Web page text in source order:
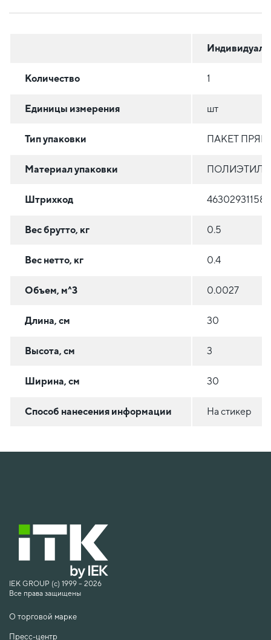
Количество 1
Единицы измерения шт
Тип упаковки ПАКЕТ
Материал упаковки
Штрихкод
Вес брутто, кг 0.5
Вес нетто, кг 0.4
Объем, м^3 0.0027
Длина, см 30
Высота, см 3
Ширина, см 30
Способ нанесения информации На стикер
IEK GROUP (c) 1999 – 2026
Все права защищены
О торговой марке
Пресс-центр